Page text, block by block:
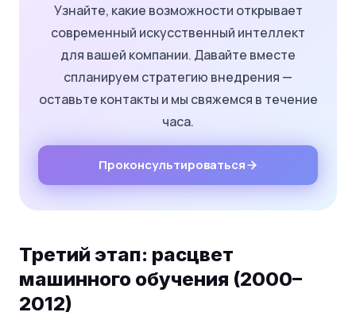
Узнайте, какие возможности открывает
современный искусственный интеллект
для вашей компании. Давайте вместе
спланируем стратегию внедрения —
оставьте контакты и мы свяжемся в течение
часа.
Проконсультироваться
Третий этап: расцвет
машинного обучения (2000–
2012)